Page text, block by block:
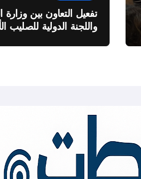
تفعيل التعاون بين وزارة
واللجنة الدولية للصليب